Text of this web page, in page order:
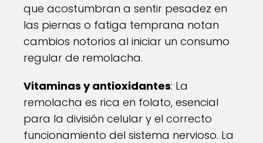
que acostumbran a sentir pesadez en
las piernas o fatiga temprana notan
cambios notorios al iniciar un consumo
regular de remolacha.
Vitaminas y antioxidantes: La
remolacha es rica en folato, esencial
para la división celular y el correcto
funcionamiento del sistema nervioso. La